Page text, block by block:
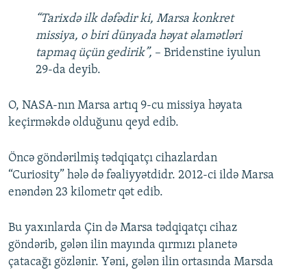
“Tarixdə ilk dəfədir ki, Marsa konkret
missiya, o biri dünyada həyat əlamətləri
tapmaq üçün gedirik”, – Bridenstine iyulun
29-da deyib.
O, NASA-nın Marsa artıq 9-cu missiya həyata
keçirməkdə olduğunu qeyd edib.
Öncə göndərilmiş tədqiqatçı cihazlardan
“Curiosity” hələ də fəaliyyətdidr. 2012-ci ildə Marsa
enəndən 23 kilometr qət edib.
Bu yaxınlarda Çin də Marsa tədqiqatçı cihaz
göndərib, gələn ilin mayında qırmızı planetə
çatacağı gözlənir. Yəni, gələn ilin ortasında Marsda